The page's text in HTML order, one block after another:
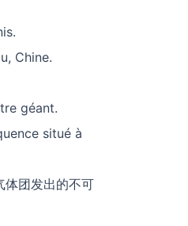
Chine.
géant.
situé à
体团发出的不可